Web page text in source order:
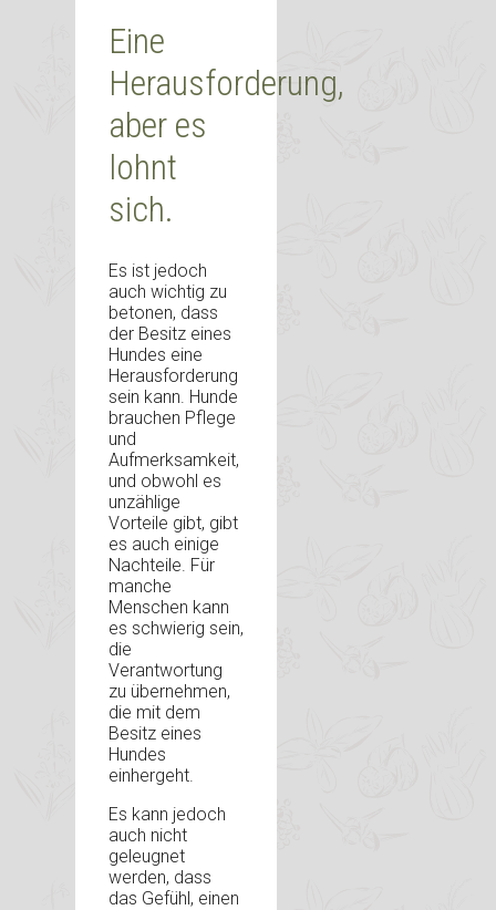
Eine
Herausforderung,
aber es
lohnt
sich.
Es ist jedoch
auch wichtig zu
betonen, dass
der Besitz eines
Hundes eine
Herausforderung
sein kann. Hunde
brauchen Pflege
und
Aufmerksamkeit,
und obwohl es
unzählige
Vorteile gibt, gibt
es auch einige
Nachteile. Für
manche
Menschen kann
es schwierig sein,
die
Verantwortung
zu übernehmen,
die mit dem
Besitz eines
Hundes
einhergeht.
Es kann jedoch
auch nicht
geleugnet
werden, dass
das Gefühl, einen